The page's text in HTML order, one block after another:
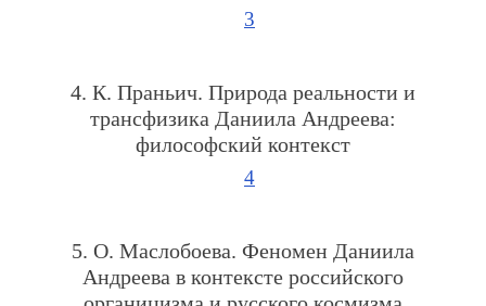
3
4. К. Праньич. Природа реальности и
трансфизика Даниила Андреева:
философский контекст
4
5. О. Маслобоева. Феномен Даниила
Андреева в контексте российского